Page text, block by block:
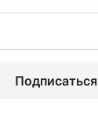
Подписаться